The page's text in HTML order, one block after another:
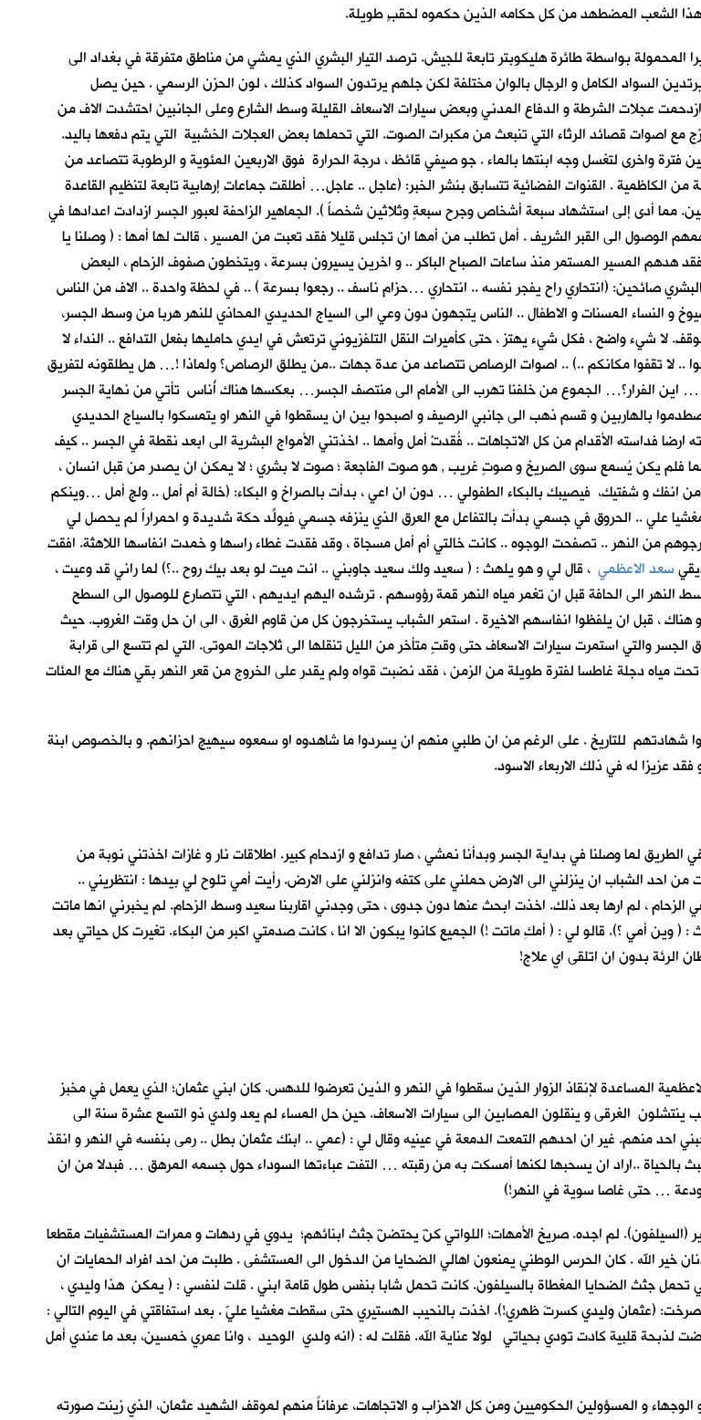
هذا الشعب المضطهد من كل حكامه الذين حكموه لحقبٍ طويلة.
المحمولة بواسطة طائرة هليكوبتر تابعة للجيش. ترصد التيار البشري الذي يمشي من مناطق متفرقة في بغداد الى
السواد الكامل و الرجال بالوان مختلفة لكن جلهم يرتدون السواد كذلك ، لون الحزن الرسمي . حين يصل
عجلات الشرطة و الدفاع المدني وبعض سيارات الاسعاف القليلة وسط الشارع وعلى الجانبين احتشدت الاف من
اصوات قصائد الرثاء التي تنبعث من مكبرات الصوت. التي تحملها بعض العجلات الخشبية التي يتم دفعها باليد.
فترة واخرى لتغسل وجه ابنتها بالماء . جو صيفي قائظ ، درجة الحرارة فوق الاربعين المئوية و الرطوبة تتصاعد من
الكاظمية . القنوات الفضائية تتسابق بنشر الخبر: (عاجل .. عاجل… أطلقت جماعات إرهابية تابعة لتنظيم القاعدة
أدى إلى استشهاد سبعة أشخاص وجرح سبعةٍ وثلاثين شخصاً ). الجماهير الزاحفة لعبور الجسر ازدادت اعدادها في
الوصول الى القبر الشريف . أمل تطلب من أمها ان تجلس قليلا فقد تعبت من المسير ، قالت لها أمها : ( وصلنا يا
هدهم المسير المستمر منذ ساعات الصباح الباكر .. و اخرين يسيرون بسرعة ، ويتخطون صفوف الزحام ، البعض
صائحين: (انتحاري راح يفجر نفسه .. انتحاري …حزام ناسف .. رجعوا بسرعة ) .. في لحظة واحدة .. الاف من الناس
و النساء المسنات و الاطفال .. الناس يتجهون دون وعي الى السياج الحديدي المحاذي للنهر هربا من وسط الجسر،
لا شيء واضح ، فكل شيء يهتز ، حتى كأميرات النقل التلفزيوني ترتعش في ايدي حامليها بفعل التدافع .. النداء لا
.. لا تقفوا مكانكم ..) .. اصوات الرصاص تتصاعد من عدة جهات ..من يطلق الرصاص؟ ولماذا !… هل يطلقونه لتفريق
الفرار؟… الجموع من خلفنا تهرب الى الأمام الى منتصف الجسر… بعكسها هناك أُناس تأتي من نهاية الجسر
بالهاربين و قسم ذهب الى جانبي الرصيف و اصبحوا بين ان يسقطوا في النهر او يتمسكوا بالسياج الحديدي
فداسته الأقدام من كل الاتجاهات .. فُقدتْ أمل وأمها .. اخذتني الأمواج البشرية الى ابعد نقطة في الجسر .. كيف
فلم يكن يُسمع سوى الصريخ و صوتٍ غريب , هو صوت الفاجعة ؛ صوت لا بشري ؛ لا يمكن ان يصدر من قبل انسان ،
انفك و شفتيك، فيصيبك بالبكاء الطفولي … دون ان اعي ، بدأت بالصراخ و البكاء: (خالة أم أمل .. ولج أمل …وينكم
علي .. الحروق في جسمي بدأت بالتفاعل مع العرق الذي ينزفه جسمي فيولِّد حكة شديدة و احمراراً لم يحصل لي
من النهر .. تصفحت الوجوه .. كانت خالتي أم أمل مسجاة ، وقد فقدت غطاء راسها و خمدت انفاسها اللاهثة. افقت
سعد الاعظمي ، قال لي و هو يلهث : ( سعيد ولك سعيد جاوبني .. انت ميت لو بعد بيك روح ..؟) لما راني قد وعيت ،
الى الحافة قبل ان تغمر مياه النهر قمة رؤوسهم . ترشده اليهم ايديهم ، التي تتصارع للوصول الى السطح
، قبل ان يلفظوا انفاسهم الاخيرة . استمر الشباب يستخرجون كل من قاوم الغرق ، الى ان حل وقت الغروب. حيث
والتي استمرت سيارات الاسعاف حتى وقتٍ متأخر من الليل تنقلها الى ثلاجات الموتى. التي لم تتسع الى قرابة
مياه دجلة غاطسا لفترة طويلة من الزمن ، فقد نضبت قواه ولم يقدر على الخروج من قعر النهر بقي هناك مع المئات
للتاريخ . على الرغم من ان طلبي منهم ان يسردوا ما شاهدوه او سمعوه سيهيج احزانهم. و بالخصوص ابنة
عزيزا له في ذلك الاربعاء الاسود.
لما وصلنا في بداية الجسر وبدأنا نمشي ، صار تدافع و ازدحام كبير. اطلاقات نار و غازات اخذتني نوبة من
من احد الشباب ان ينزلني الى الارض حملني على كتفه وانزلني على الارض. رأيت أمي تلوح لي بيدها : انتظريني ..
الزحام ، لم ارها بعد ذلك. اخذت ابحث عنها دون جدوى ، حتى وجدني اقاربنا سعيد وسط الزحام. لم يخبرني انها ماتت
: ( وين أمي ؟). قالو لي : ( أمكِ ماتت !) الجميع كانوا يبكون الا انا ، كانت صدمتي اكبر من البكاء. تغيرت كل حياتي بعد
الرئة بدون ان اتلقى اي علاج!
المساعدة لإنقاذ الزوار الذين سقطوا في النهر و الذين تعرضوا للدهس. كان ابني عثمان؛ الذي يعمل في مخبز
الغرقى و ينقلون المصابين الى سيارات الاسعاف. حين حل المساء لم يعد ولدي ذو التسع عشرة سنة الى
احد منهم. غير ان احدهم التمعت الدمعة في عينيه وقال لي : (عمي .. ابنك عثمان بطل .. رمى بنفسه في النهر و انقذ
بالحياة ..اراد ان يسحبها لكنها أمسكت به من رقبته … التفت عباءتها السوداء حول جسمه المرهق … فبدلا من ان
… حتى غاصا سوية في النهر!)
لم اجده. صريخ الأمهات؛ اللواتي كنّ يحتضنّ جثث ابنائهم؛ يدوي في ردهات و ممرات المستشفيات مقطعا
خير الله . كان الحرس الوطني يمنعون اهالي الضحايا من الدخول الى المستشفى . طلبت من احد افراد الحمايات ان
تحمل جثث الضحايا المغطاة بالسيلفون. كانت تحمل شابا بنفس طول قامة ابني . قلت لنفسي : ( يمكن هذا وليدي ،
(عثمان وليدي كسرتَ ظهري!). اخذت بالنحيب الهستيري حتى سقطت مغشيا عليّ . بعد استفاقتي في اليوم التالي :
قلبية كادت تودي بحياتي لولا عناية الله. فقلت له : (انه ولدي الوحيد ، وانا عمري خمسين، بعد ما عندي أمل
و المسؤولين الحكوميين ومن كل الاحزاب و الاتجاهات، عرفاناً منهم لموقف الشهيد عثمان، الذي زينت صورته